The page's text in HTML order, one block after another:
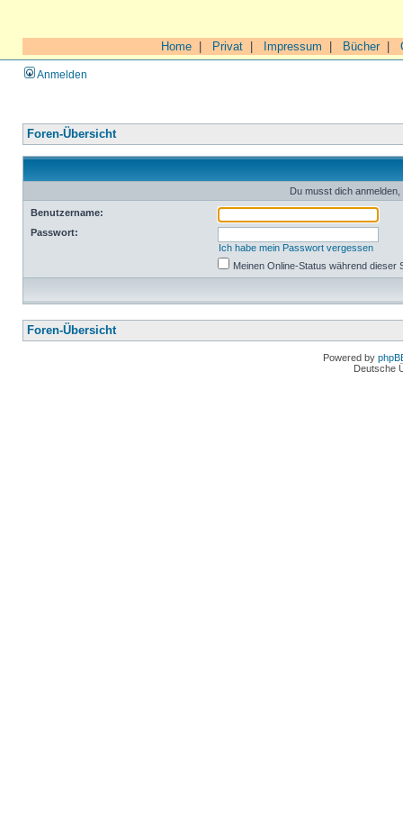
Home Privat Impressum Bücher|
Anmelden
Foren-Übersicht
Du musst dich
Benutzername:
Passwort:
Ich habe mein Passwort vergessen
Meinen Online-Status während dieser
Foren-Übersicht
Powered by
Deutsche